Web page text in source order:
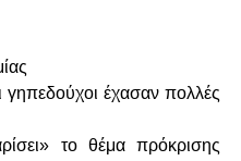
γηπεδούχοι έχασαν πολλές
το θέμα πρόκρισης